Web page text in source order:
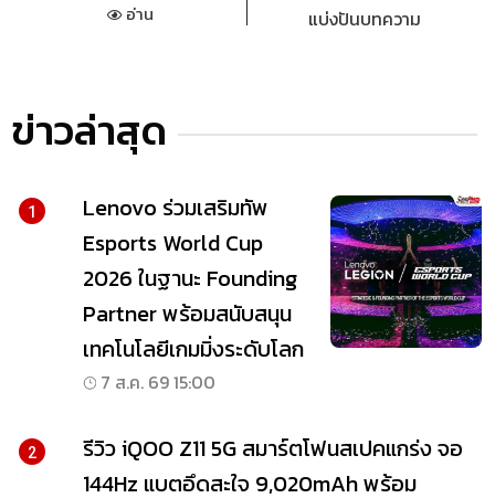
อ่าน แบ่งปันบทความ
ข่าวล่าสุด
1
Lenovo ร่วมเสริมทัพ
Esports World Cup
2026 ในฐานะ Founding
Partner พร้อมสนับสนุน
เทคโนโลยีเกมมิ่งระดับโลก
7 ส.ค. 69 15:00
2
รีวิว iQOO Z11 5G สมาร์ตโฟนสเปคแกร่ง จอ
144Hz แบตอึดสะใจ 9,020mAh พร้อม